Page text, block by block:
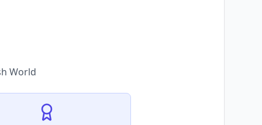
World